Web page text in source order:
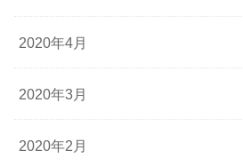
2020年4月
2020年3月
2020年2月